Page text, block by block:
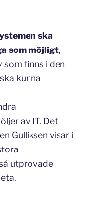
ska
som möjligt,
finns i den
kunna
av IT. Det
Gulliksen visar i
utprovade